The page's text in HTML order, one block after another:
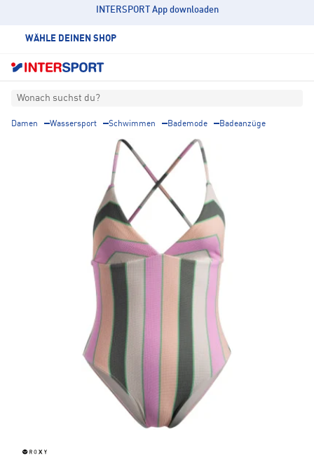
INTERSPORT App downloaden
WÄHLE DEINEN SHOP
Wonach suchst du?
Damen Wassersport Schwimmen Bademode Badeanzüge